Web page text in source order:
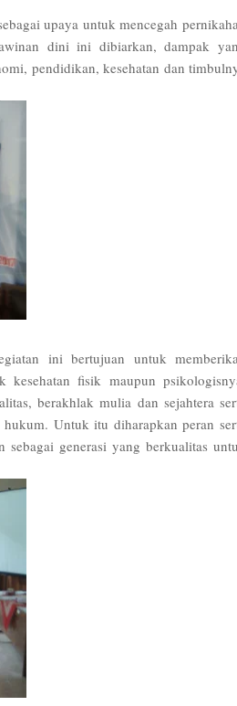
upaya untuk mencegah
dini ini dibiarkan, dampak
pendidikan, kesehatan dan
ini bertujuan untuk
fisik maupun
berakhlak mulia dan sejahtera
Untuk itu diharapkan peran
generasi yang berkualitas